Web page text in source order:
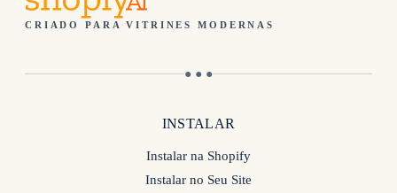
CRIADO PARA VITRINES MODERNAS
● ● ●
INSTALAR
Instalar na Shopify
Instalar no Seu Site